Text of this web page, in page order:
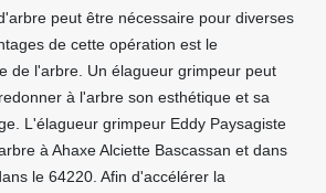
peut être nécessaire pour diverses
de cette opération est le
de l'arbre. Un élagueur grimpeur peut
à l'arbre son esthétique et sa
L'élagueur grimpeur Eddy Paysagiste
à Ahaxe Alciette Bascassan et dans
le 64220. Afin d'accélérer la